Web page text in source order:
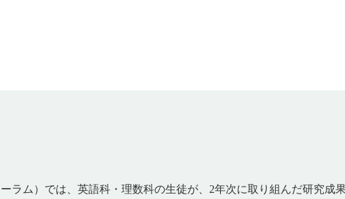
ラム）では、英語科・理数科の生徒が、2年次に取り組んだ研究成